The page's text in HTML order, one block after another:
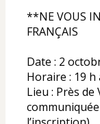
**NE VOUS
FRANÇAIS
Date : 2
Horaire : 19 h
Lieu : Près de